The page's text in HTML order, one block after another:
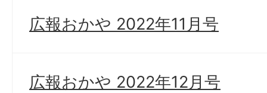
広報おかや 2022年11月号
広報おかや 2022年12月号